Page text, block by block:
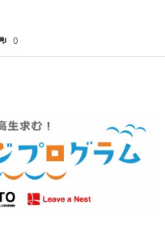
0